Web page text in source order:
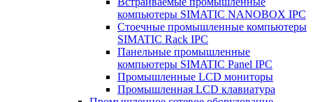
компьютеры SIMATIC NANOBOX IPC
Стоечные промышленные компьютеры
SIMATIC Rack IPC
Панельные промышленные
компьютеры SIMATIC Panel IPC
Промышленные LCD мониторы
Промышленная LCD клавиатура